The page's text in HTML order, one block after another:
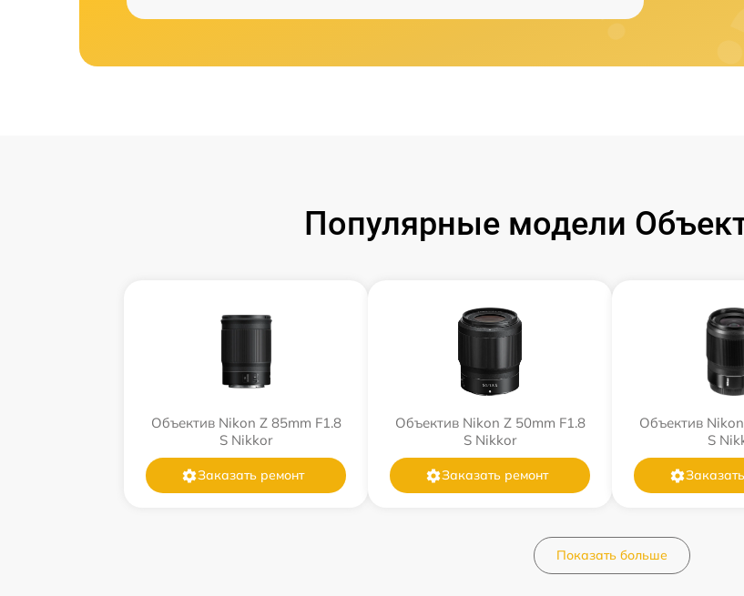
Популярные модели
Объектив Nikon Z 85mm F1.8
S Nikkor
Заказать ремонт
Объектив Nikon Z 50mm F1.8
S Nikkor
Заказать ремонт
Объектив
S
Показать больше